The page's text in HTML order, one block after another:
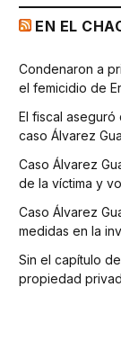
EN EL
Condenaron a
el femicidio de
El fiscal
caso Álvarez
Caso Álvarez
de la víctima y
Caso Álvarez
medidas en la
Sin el capítulo
propiedad